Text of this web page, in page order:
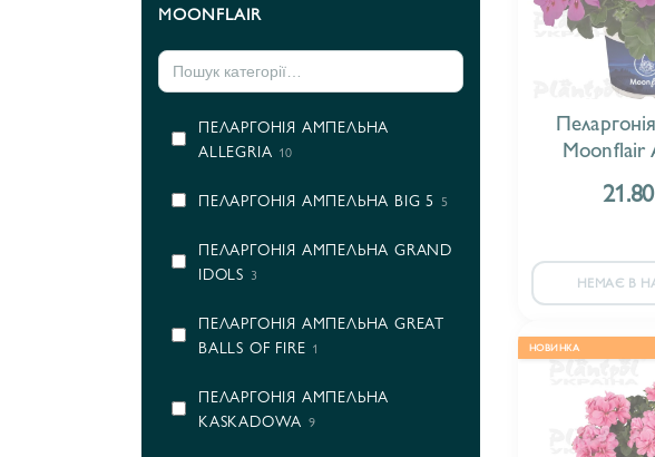
MOONFLAIR
ПЕЛАРГОНІЯ АМПЕЛЬНА
ALLEGRIA 10
ПЕЛАРГОНІЯ АМПЕЛЬНА BIG 5 5
ПЕЛАРГОНІЯ АМПЕЛЬНА GRAND
IDOLS 3
ПЕЛАРГОНІЯ АМПЕЛЬНА GREAT
BALLS OF FIRE 1
ПЕЛАРГОНІЯ АМПЕЛЬНА
KASKADOWA 9
Moonflair
НЕМАЄ В
НОВИНКА